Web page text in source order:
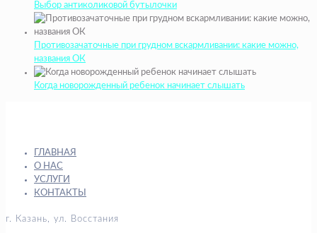
Выбор антиколиковой бутылочки
Противозачаточные при грудном вскармливании: какие можно,
названия ОК
Когда новорожденный ребенок начинает слышать
ГЛАВНАЯ
О НАС
УСЛУГИ
КОНТАКТЫ
г. Казань, ул. Восстания